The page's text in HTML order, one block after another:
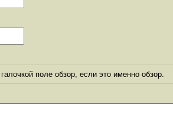
поле обзор, если это именно обзор.